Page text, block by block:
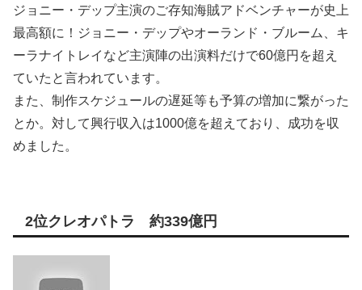
ジョニー・デップ主演のご存知海賊アドベンチャーが史上
最高額に！ジョニー・デップやオーランド・ブルーム、キ
ーラナイトレイなど主演陣の出演料だけで60億円を超え
ていたと言われています。
また、制作スケジュールの遅延等も予算の増加に繋がった
とか。対して興行収入は1000億を超えており、成功を収
めました。
2位クレオパトラ 約339億円